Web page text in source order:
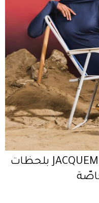
شهد البطل تتألّق مع JACQUEMUS بلحظات